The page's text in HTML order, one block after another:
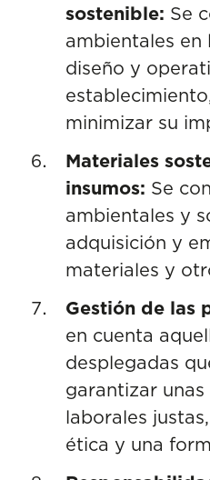
sostenible: Se
ambientales en
diseño y
minimizar su
Materiales
insumos: Se
ambientales y
adquisición y
materiales y
Gestión de las
en cuenta
desplegadas
garantizar
laborales
ética y una